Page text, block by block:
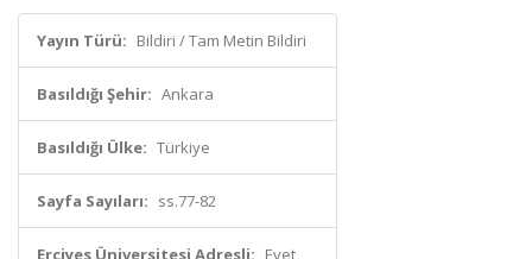
Yayın Türü: Bildiri / Tam Metin Bildiri
Basıldığı Şehir: Ankara
Basıldığı Ülke: Türkiye
Sayfa Sayıları: ss.77-82
Erciyes Üniversitesi Adresli: Evet